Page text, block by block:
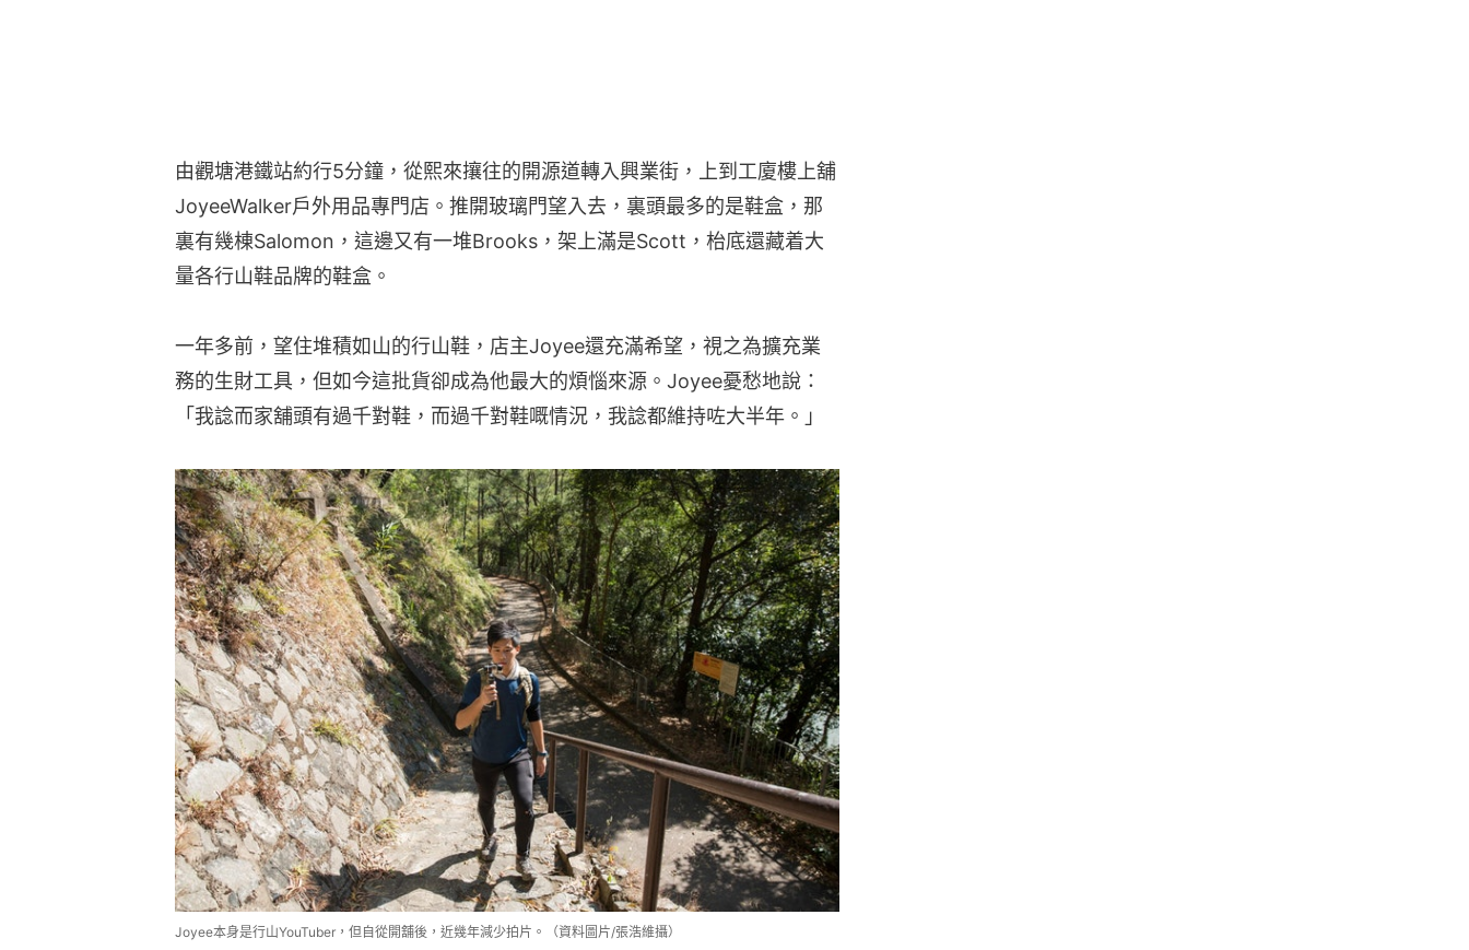
由觀塘港鐵站約行5分鐘，從熙來攘往的開源道轉入興業街，上到工廈樓上舖
JoyeeWalker戶外用品專門店。推開玻璃門望入去，裏頭最多的是鞋盒，那
裏有幾棟Salomon，這邊又有一堆Brooks，架上滿是Scott，枱底還藏着大
量各行山鞋品牌的鞋盒。
一年多前，望住堆積如山的行山鞋，店主Joyee還充滿希望，視之為擴充業
務的生財工具，但如今這批貨卻成為他最大的煩惱來源。Joyee憂愁地說：
「我諗而家舖頭有過千對鞋，而過千對鞋嘅情況，我諗都維持咗大半年。」
Joyee本身是行山YouTuber，但自從開舖後，近幾年減少拍片。（資料圖片/張浩維攝）